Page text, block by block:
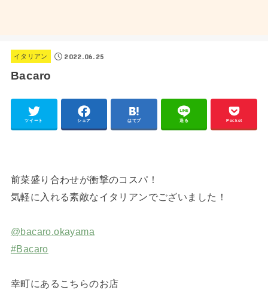
イタリアン 2022.06.25
Bacaro
ツイート シェア はてブ 送る Pocket
前菜盛り合わせが衝撃のコスパ！
気軽に入れる素敵なイタリアンでございました！
@bacaro.okayama
#Bacaro
幸町にあるこちらのお店